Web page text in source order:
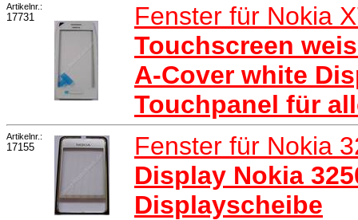
Artikelnr.:
17731
Fenster für Nokia
Touchscreen
A-Cover white
Touchpanel für
Artikelnr.:
17155
Fenster für Nokia
Display Nokia
Displayscheibe